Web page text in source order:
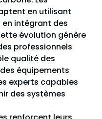
en utilisant
intégrant des
évolution génère
professionnels
qualité des
équipements
experts capables
des systèmes